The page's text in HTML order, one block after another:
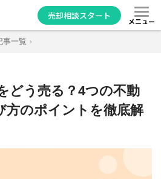
売却相談スタート
メニュー
事一覧
どう売る？4つの不動
方のポイントを徹底解